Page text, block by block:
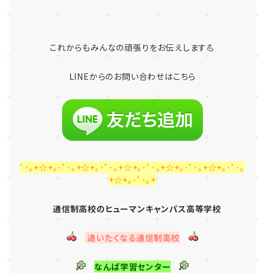
これからもみんなの頑張りをお伝えします💪
LINEからのお問い合わせはこちら
ﾟ･｡+☆+｡･ﾟ･｡+☆+｡･ﾟ･｡+☆+｡･ﾟ･｡+☆+｡･ﾟ･｡+☆+｡･ﾟ･｡
+☆+｡･ﾟ･｡+
通信制高校のヒューマンキャンパス高等学校
通いたくなる通信制高校
なんば学習センター